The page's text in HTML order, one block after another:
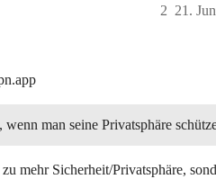
21.
2
man seine Privatsphäre
mehr Sicherheit/Privatsphäre,